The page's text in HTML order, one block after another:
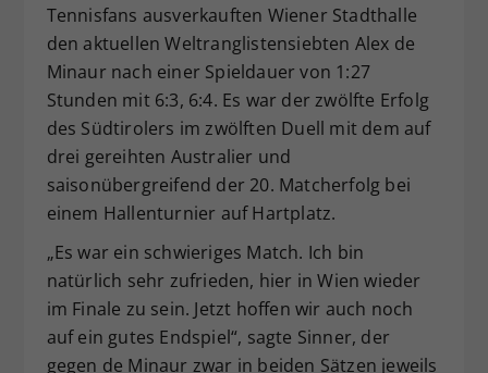
Tennisfans ausverkauften Wiener Stadthalle
den aktuellen Weltranglistensiebten Alex de
Minaur nach einer Spieldauer von 1:27
Stunden mit 6:3, 6:4. Es war der zwölfte Erfolg
des Südtirolers im zwölften Duell mit dem auf
drei gereihten Australier und
saisonübergreifend der 20. Matcherfolg bei
einem Hallenturnier auf Hartplatz.
„Es war ein schwieriges Match. Ich bin
natürlich sehr zufrieden, hier in Wien wieder
im Finale zu sein. Jetzt hoffen wir auch noch
auf ein gutes Endspiel“, sagte Sinner, der
gegen de Minaur zwar in beiden Sätzen jeweils